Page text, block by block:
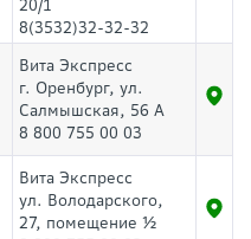
20/1
8(3532)32-32-32
Вита Экспресс
г. Оренбург, ул.
Салмышская, 56 А
8 800 755 00 03
Вита Экспресс
ул. Володарского,
27, помещение ½